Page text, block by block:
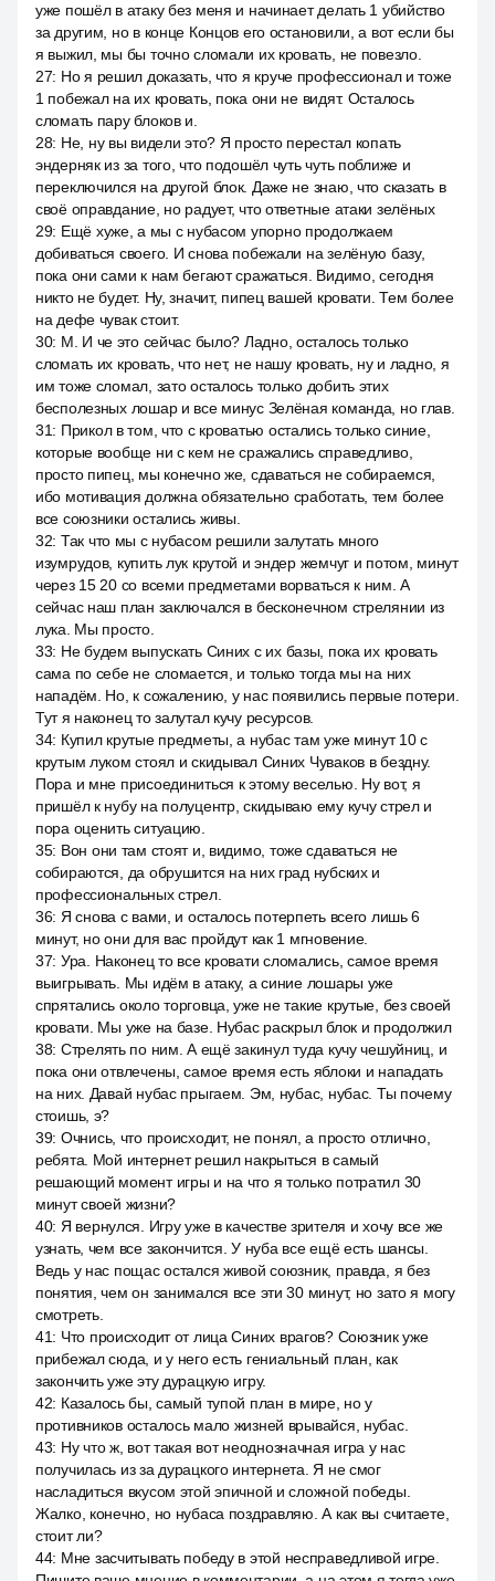
уже пошёл в атаку без меня и начинает делать 1 убийство
за другим, но в конце Концов его остановили, а вот если бы
я выжил, мы бы точно сломали их кровать, не повезло.
27: Но я решил доказать, что я круче профессионал и тоже
1 побежал на их кровать, пока они не видят. Осталось
сломать пару блоков и.
28: Не, ну вы видели это? Я просто перестал копать
эндерняк из за того, что подошёл чуть чуть поближе и
переключился на другой блок. Даже не знаю, что сказать в
своё оправдание, но радует, что ответные атаки зелёных
29: Ещё хуже, а мы с нубасом упорно продолжаем
добиваться своего. И снова побежали на зелёную базу,
пока они сами к нам бегают сражаться. Видимо, сегодня
никто не будет. Ну, значит, пипец вашей кровати. Тем более
на дефе чувак стоит.
30: M. И че это сейчас было? Ладно, осталось только
сломать их кровать, что нет, не нашу кровать, ну и ладно, я
им тоже сломал, зато осталось только добить этих
бесполезных лошар и все минус Зелёная команда, но глав.
31: Прикол в том, что с кроватью остались только синие,
которые вообще ни с кем не сражались справедливо,
просто пипец, мы конечно же, сдаваться не собираемся,
ибо мотивация должна обязательно сработать, тем более
все союзники остались живы.
32: Так что мы с нубасом решили залутать много
изумрудов, купить лук крутой и эндер жемчуг и потом, минут
через 15 20 со всеми предметами ворваться к ним. А
сейчас наш план заключался в бесконечном стрелянии из
лука. Мы просто.
33: Не будем выпускать Синих с их базы, пока их кровать
сама по себе не сломается, и только тогда мы на них
нападём. Но, к сожалению, у нас появились первые потери.
Тут я наконец то залутал кучу ресурсов.
34: Купил крутые предметы, а нубас там уже минут 10 с
крутым луком стоял и скидывал Синих Чуваков в бездну.
Пора и мне присоединиться к этому веселью. Ну вот, я
пришёл к нубу на полуцентр, скидываю ему кучу стрел и
пора оценить ситуацию.
35: Вон они там стоят и, видимо, тоже сдаваться не
собираются, да обрушится на них град нубских и
профессиональных стрел.
36: Я снова с вами, и осталось потерпеть всего лишь 6
минут, но они для вас пройдут как 1 мгновение.
37: Ура. Наконец то все кровати сломались, самое время
выигрывать. Мы идём в атаку, а синие лошары уже
спрятались около торговца, уже не такие крутые, без своей
кровати. Мы уже на базе. Нубас раскрыл блок и продолжил
38: Стрелять по ним. А ещё закинул туда кучу чешуйниц, и
пока они отвлечены, самое время есть яблоки и нападать
на них. Давай нубас прыгаем. Эм, нубас, нубас. Ты почему
стоишь, э?
39: Очнись, что происходит, не понял, а просто отлично,
ребята. Мой интернет решил накрыться в самый
решающий момент игры и на что я только потратил 30
минут своей жизни?
40: Я вернулся. Игру уже в качестве зрителя и хочу все же
узнать, чем все закончится. У нуба все ещё есть шансы.
Ведь у нас пощас остался живой союзник, правда, я без
понятия, чем он занимался все эти 30 минут, но зато я могу
смотреть.
41: Что происходит от лица Синих врагов? Союзник уже
прибежал сюда, и у него есть гениальный план, как
закончить уже эту дурацкую игру.
42: Казалось бы, самый тупой план в мире, но у
противников осталось мало жизней врывайся, нубас.
43: Ну что ж, вот такая вот неоднозначная игра у нас
получилась из за дурацкого интернета. Я не смог
насладиться вкусом этой эпичной и сложной победы.
Жалко, конечно, но нубаса поздравляю. А как вы считаете,
стоит ли?
44: Мне засчитывать победу в этой несправедливой игре.